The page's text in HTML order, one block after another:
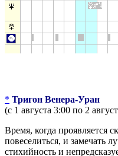
* Тригон Венера-Уран
(с 1 августа 3:00 по 2
Время, когда проявляется
повеселиться, и замечать
стихийность и